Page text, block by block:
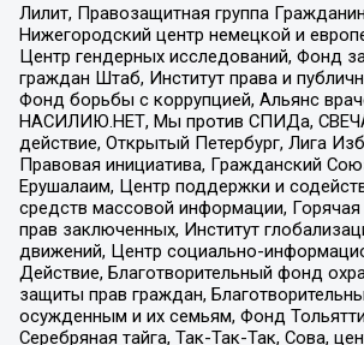
Лилит, Правозащитная группа
Нижегородский центр немецкой и
Центр гендерных исследований, Фонд
граждан Штаб, Институт права и
Фонд борьбы с коррупцией, Альянс
НАСИЛИЮ.НЕТ, Мы против СПИДа,
действие, Открытый Петербург, Лига
Правовая инициатива, Гражданский
Ерушалаим, Центр поддержки и
средств массовой информации,
прав заключенных, Институт
движений, Центр социально-
Действие, Благотворительный фонд
защиты прав граждан,
осужденным и их семьям, Фонд
Серебряная тайга, Так-Так-Так, Сова,